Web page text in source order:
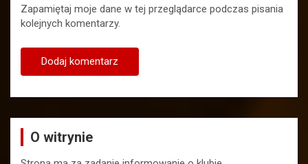
Zapamiętaj moje dane w tej przeglądarce podczas pisania
kolejnych komentarzy.
O witrynie